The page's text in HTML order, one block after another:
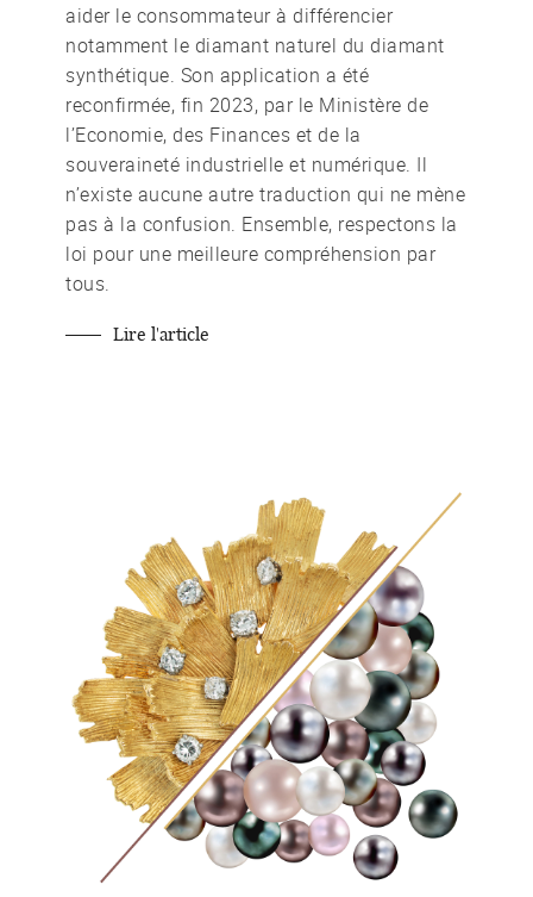
aider le consommateur à différencier
notamment le diamant naturel du diamant
synthétique. Son application a été
reconfirmée, fin 2023, par le Ministère de
l’Economie, des Finances et de la
souveraineté industrielle et numérique. Il
n’existe aucune autre traduction qui ne mène
pas à la confusion. Ensemble, respectons la
loi pour une meilleure compréhension par
tous.
Lire l'article